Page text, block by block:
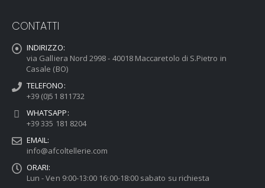
CONTATTI
INDIRIZZO:
via Galliera Nord 2998 - 40018 Maccaretolo di S.Pietro in
Casale (BO)
TELEFONO:
+39 (0)51 811732
WHATSAPP:
+39 335 181 8204
EMAIL:
info@afcoltellerie.com
ORARI:
Lun - Ven 9:00-13:00 16:00-18:00 sabato su richiesta